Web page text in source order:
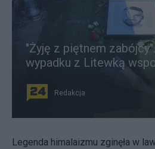
"Żyję z piętnem
wypadku z Litewką
Redakcja
Legenda himalaizmu zginęła w